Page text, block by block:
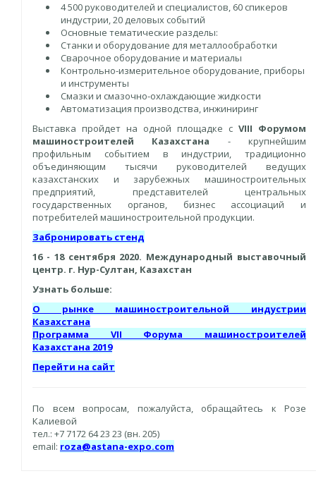
4 500 руководителей и специалистов, 60 спикеров
индустрии, 20 деловых событий
Основные тематические разделы:
Станки и оборудование для металлообработки
Сварочное оборудование и материалы
Контрольно-измерительное оборудование, приборы
и инструменты
Смазки и смазочно-охлаждающие жидкости
Автоматизация производства, инжиниринг
Выставка пройдет на одной площадке с VIII Форумом
машиностроителей Казахстана - крупнейшим
профильным событием в индустрии, традиционно
объединяющим тысячи руководителей ведущих
казахстанских и зарубежных машиностроительных
предприятий, представителей центральных
государственных органов, бизнес ассоциаций и
потребителей машиностроительной продукции.
Забронировать стенд
16 - 18 сентября 2020. Международный выставочный
центр. г. Нур-Султан, Казахстан
Узнать больше:
О рынке машиностроительной индустрии
Казахстана
Программа VII Форума машиностроителей
Казахстана 2019
Перейти на сайт
По всем вопросам, пожалуйста, обращайтесь к Розе
Калиевой
тел.: +7 7172 64 23 23 (вн. 205)
email: roza@astana-expo.com